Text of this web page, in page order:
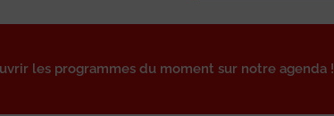
les programmes du moment sur notre agenda !